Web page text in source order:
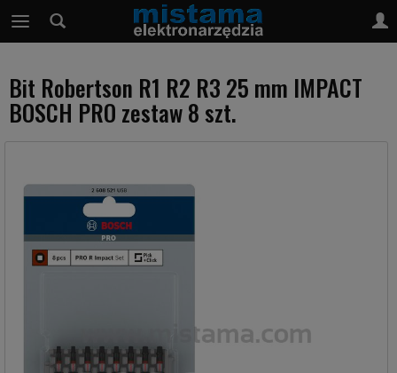
Bit Robertson R1 R2 R3 25 mm IMPACT
BOSCH PRO zestaw 8 szt.